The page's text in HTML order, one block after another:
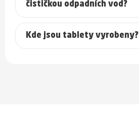
čističkou odpadních vod?
Kde jsou tablety vyrobeny?